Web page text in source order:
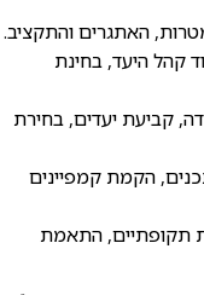
האתגרים והתקציב.
קהל היעד, בחינת
קביעת יעדים, בחירת
הקמת קמפיינים
תקופתיים, התאמת